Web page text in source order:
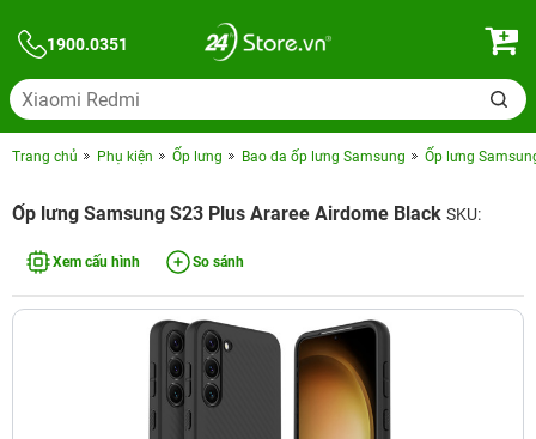
1900.0351
Trang chủ Phụ kiện Ốp lưng Bao da ốp lưng Samsung Ốp lưng
Ốp lưng Samsung S23 Plus Araree Airdome Black SKU:
Xem cấu hình So sánh